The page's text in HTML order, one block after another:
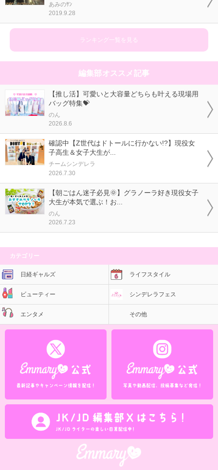
あみのｻﾝ
2019.9.28
ランキング一覧を見る
編集部オススメ記事
【推し活】可愛いと大容量どちらも叶える現場用
バッグ特集💝
のん
2026.8.6
確認中【Z世代はドトールに行かない!?】現役女
子高生＆女子大生が...
チームシンデレラ
2026.7.30
【朝ごはん迷子必見🌞】グラノーラ好き現役女子
大生が本気で選ぶ！お...
のん
2026.7.23
カテゴリー
日経ギャルズ ライフスタイル
ビューティー シンデレラフェス
エンタメ その他